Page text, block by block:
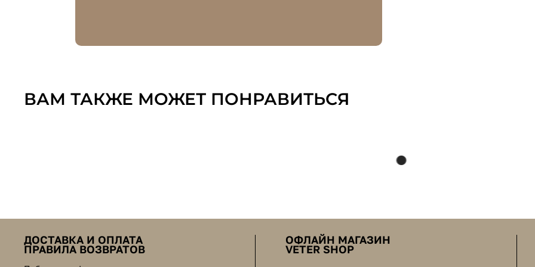
ВАМ ТАКЖЕ МОЖЕТ ПОНРАВИТЬСЯ
ДОСТАВКА И ОПЛАТА
ПРАВИЛА ВОЗВРАТОВ
ОФЛАЙН МАГАЗИН
VETER SHOP